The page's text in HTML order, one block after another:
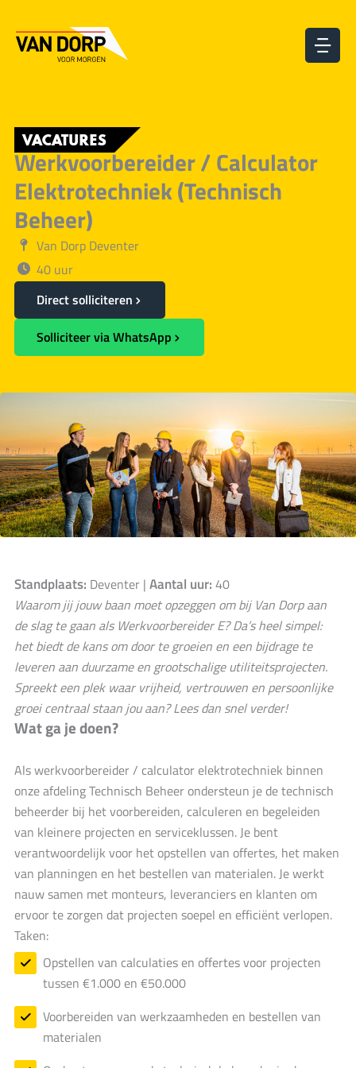
naar
VACATURES
Werkvoorbereider / Calculator
Elektrotechniek (Technisch
Beheer)
Van Dorp Deventer
40 uur
Direct solliciteren
Solliciteer via WhatsApp
Standplaats: Deventer | Aantal uur: 40
Waarom jij jouw baan moet opzeggen om bij Van Dorp aan
de slag te gaan als Werkvoorbereider E? Da’s heel simpel:
het biedt de kans om door te groeien en een bijdrage te
leveren aan duurzame en grootschalige utiliteitsprojecten.
Spreekt een plek waar vrijheid, vertrouwen en persoonlijke
groei centraal staan jou aan? Lees dan snel verder!
Wat ga je doen?
Als werkvoorbereider / calculator elektrotechniek binnen
onze afdeling Technisch Beheer ondersteun je de technisch
beheerder bij het voorbereiden, calculeren en begeleiden
van kleinere projecten en serviceklussen. Je bent
verantwoordelijk voor het opstellen van offertes, het maken
van planningen en het bestellen van materialen. Je werkt
nauw samen met monteurs, leveranciers en klanten om
ervoor te zorgen dat projecten soepel en efficiënt verlopen.
Taken:
Opstellen van calculaties en offertes voor projecten
tussen €1.000 en €50.000
Voorbereiden van werkzaamheden en bestellen van
materialen